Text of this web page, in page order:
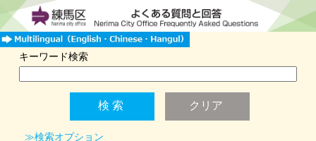
キーワード検索
≫検索オプション